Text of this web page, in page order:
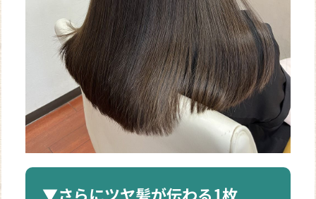
▼さらにツヤ髪が伝わる1枚